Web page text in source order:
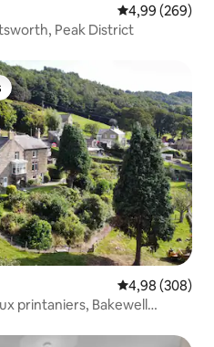
Note
4,99 (269)
Peak District
les plus aimés
Note
4,98 (308)
printaniers, Bakewell